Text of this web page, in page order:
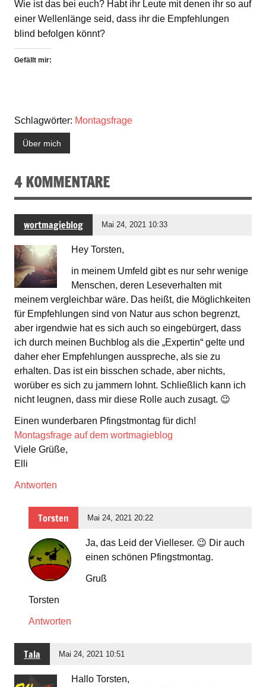
Wie ist das bei euch? Habt ihr Leute mit denen ihr so auf
einer Wellenlänge seid, dass ihr die Empfehlungen
blind befolgen könnt?
Gefällt mir:
Schlagwörter: Montagsfrage
Über mich
4 KOMMENTARE
wortmagieblog Mai 24, 2021 10:33
Hey Torsten,
in meinem Umfeld gibt es nur sehr wenige
Menschen, deren Leseverhalten mit
meinem vergleichbar wäre. Das heißt, die Möglichkeiten
für Empfehlungen sind von Natur aus schon begrenzt,
aber irgendwie hat es sich auch so eingebürgert, dass
ich durch meinen Buchblog als die „Expertin“ gelte und
daher eher Empfehlungen ausspreche, als sie zu
erhalten. Das ist ein bisschen schade, aber nichts,
worüber es sich zu jammern lohnt. Schließlich kann ich
nicht leugnen, dass mir diese Rolle auch zusagt. 😉
Einen wunderbaren Pfingstmontag für dich!
Montagsfrage auf dem wortmagieblog
Viele Grüße,
Elli
Antworten
Torsten Mai 24, 2021 20:22
Ja, das Leid der Vielleser. 😉 Dir auch
einen schönen Pfingstmontag.
Gruß
Torsten
Antworten
Tala Mai 24, 2021 10:51
Hallo Torsten,